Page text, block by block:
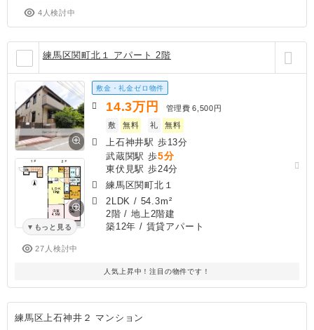
4人検討中
練馬区関町北１ アパート 2階
もっと見る
27人検討中
敷金・礼金ゼロ物件
14.3万円 管理費 6,500円
敷
無料 礼 無料
上石神井駅 歩13分
武蔵関駅 歩5分
東伏見駅 歩24分
練馬区関町北１
2LDK / 54.3m²
2階 / 地上2階建
築12年 / 賃貸アパート
人気上昇中！注目の物件です！
練馬区上石神井２ マンション